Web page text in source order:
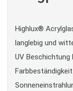
Highlux®
langlebig und
UV